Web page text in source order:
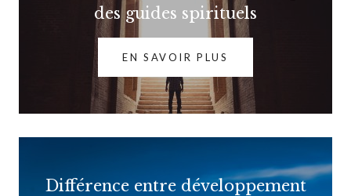
des guides spirituels
EN SAVOIR PLUS
Différence entre développement